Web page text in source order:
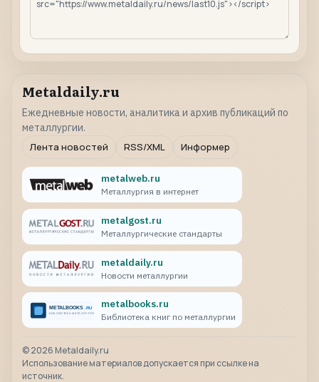
Metaldaily.ru
Ежедневные новости, аналитика и архив публикаций по
металлургии.
Лента новостей
RSS/XML Информер
metalweb.ru
Металлургия в интернет
metalgost.ru
Металлургические стандарты
metaldaily.ru
Новости металлургии
metalbooks.ru
Библиотека книг по металлургии
©2026 Metaldaily.ru
Использование материалов допускается при ссылке на
источник.